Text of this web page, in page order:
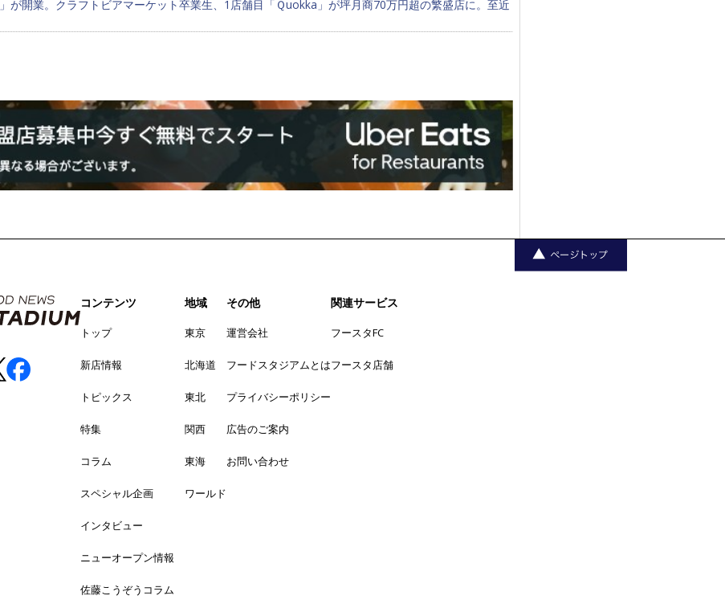
が開業。クラフトビアマーケット卒業生、1店舗目「Ｑuokka」が坪月商70万円超の繁盛店に。至近
コンテンツ
トップ
新店情報
トピックス
特集
コラム
スペシャル企画
インタビュー
ニューオープン情報
佐藤こうぞうコラム
地域
東京
北海道
東北
関西
東海
ワールド
その他
運営会社
フードスタジアムとは
プライバシーポリシー
広告のご案内
お問い合わせ
関連サービス
フースタFC
フースタ店舗